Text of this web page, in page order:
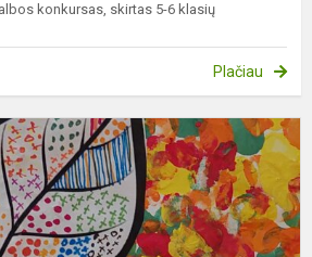
konkursas, skirtas 5-6 klasių
Plačiau